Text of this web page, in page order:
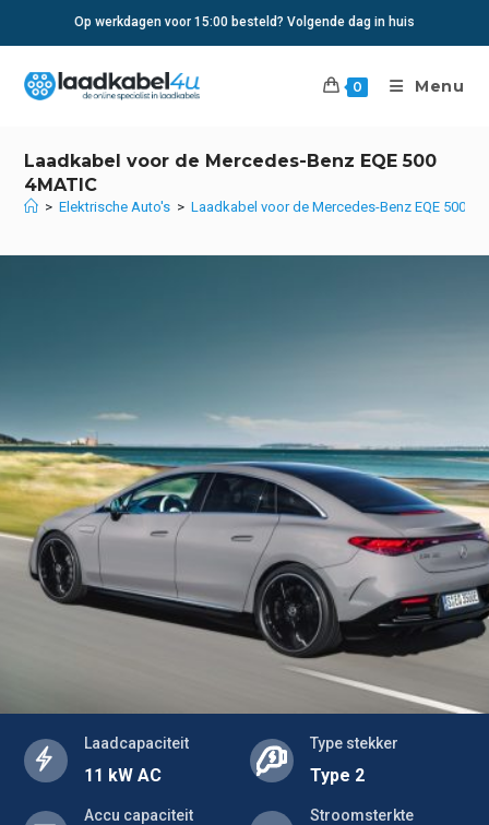
Op werkdagen voor 15:00 besteld? Volgende dag in huis
0 Menu
Laadkabel voor de Mercedes-Benz EQE 500
4MATIC
> Elektrische Auto's > Laadkabel voor de Mercedes-Benz EQE 500
Laadcapaciteit
11 kW AC
Type stekker
Type 2
Accu capaciteit Stroomsterkte